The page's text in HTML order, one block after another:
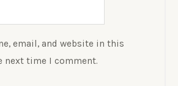
email, and website in this
next time I comment.